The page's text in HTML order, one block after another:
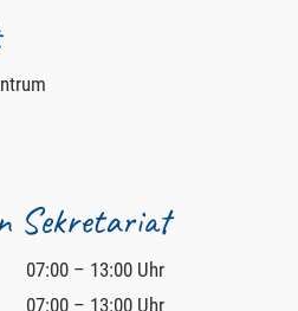
Sekretariat
07:00 – 13:00 Uhr
07:00 – 13:00 Uhr